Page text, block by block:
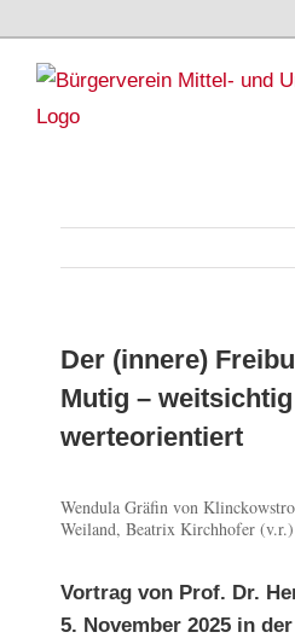
content
Der (innere)
Mutig –
werteorientiert
Zeige
grösseres
Bild
Wendula Gräfin von
Weiland, Beatrix Kirchhofer (v.r.)
Vortrag von Prof. Dr.
5. November 2025 in